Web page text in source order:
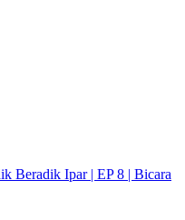
Beradik Ipar | EP 8 | Bicara